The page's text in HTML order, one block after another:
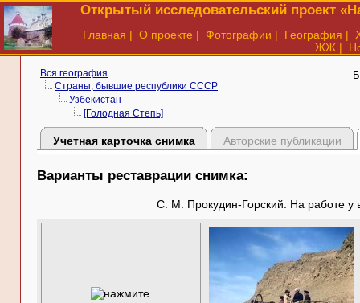
Открытый исследовательский проект
Главная | О проекте | Фотографии | География |
ЖЖ |
Вся география
Страны, бывшие республики СССР
Узбекистан
[Голодная Степь]
Учетная карточка снимка Авторские публикации
Варианты реставрации снимка:
С. М. Прокудин-Горский. На работе у